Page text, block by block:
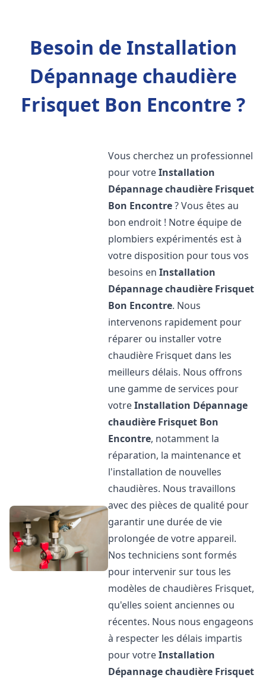
Besoin de Installation
Dépannage chaudière
Frisquet Bon Encontre ?
Vous cherchez un professionnel
pour votreInstallation
Dépannage chaudière Frisquet
Bon Encontre? Vous êtes au
bon endroit ! Notre équipe de
plombiers expérimentés est à
votre disposition pour tous vos
besoins enInstallation
Dépannage chaudière Frisquet
Bon Encontre. Nous
intervenons rapidement pour
réparer ou installer votre
chaudière Frisquet dans les
meilleurs délais. Nous offrons
une gamme de services pour
votreInstallation Dépannage
chaudière Frisquet Bon
Encontre, notamment la
réparation, la maintenance et
l'installation de nouvelles
chaudières. Nous travaillons
avec des pièces de qualité pour
garantir une durée de vie
prolongée de votre appareil.
Nos techniciens sont formés
pour intervenir sur tous les
modèles de chaudières Frisquet,
qu'elles soient anciennes ou
récentes. Nous nous engageons
à respecter les délais impartis
pour votreInstallation
Dépannage chaudière Frisquet